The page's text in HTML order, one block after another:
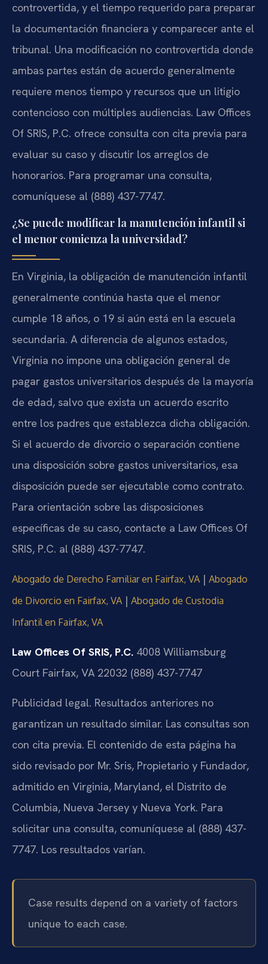
controvertida, y el tiempo requerido para preparar
la documentación financiera y comparecer ante el
tribunal. Una modificación no controvertida donde
ambas partes están de acuerdo generalmente
requiere menos tiempo y recursos que un litigio
contencioso con múltiples audiencias. Law Offices
Of SRIS, P.C. ofrece consulta con cita previa para
evaluar su caso y discutir los arreglos de
honorarios. Para programar una consulta,
comuníquese al (888) 437-7747.
¿Se puede modificar la manutención infantil si
el menor comienza la universidad?
En Virginia, la obligación de manutención infantil
generalmente continúa hasta que el menor
cumple 18 años, o 19 si aún está en la escuela
secundaria. A diferencia de algunos estados,
Virginia no impone una obligación general de
pagar gastos universitarios después de la mayoría
de edad, salvo que exista un acuerdo escrito
entre los padres que establezca dicha obligación.
Si el acuerdo de divorcio o separación contiene
una disposición sobre gastos universitarios, esa
disposición puede ser ejecutable como contrato.
Para orientación sobre las disposiciones
específicas de su caso, contacte a Law Offices Of
SRIS, P.C. al (888) 437-7747.
Abogado de Derecho Familiar en Fairfax, VA | Abogado
de Divorcio en Fairfax, VA | Abogado de Custodia
Infantil en Fairfax, VA
Law Offices Of SRIS, P.C. 4008 Williamsburg
Court Fairfax, VA 22032 (888) 437-7747
Publicidad legal. Resultados anteriores no
garantizan un resultado similar. Las consultas son
con cita previa. El contenido de esta página ha
sido revisado por Mr. Sris, Propietario y Fundador,
admitido en Virginia, Maryland, el Distrito de
Columbia, Nueva Jersey y Nueva York. Para
solicitar una consulta, comuníquese al (888) 437-
7747. Los resultados varían.
Case results depend on a variety of factors
unique to each case.